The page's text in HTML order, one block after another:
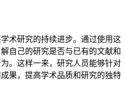
术研究的持续进步。通过使用这
自己的研究是否与已有的文献和
。这样一来，研究人员能够针对
果，提高学术品质和研究的独特